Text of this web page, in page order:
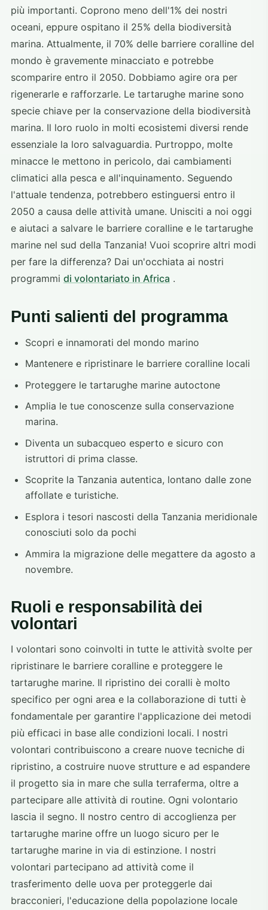
più importanti. Coprono meno dell'1% dei nostri
oceani, eppure ospitano il 25% della biodiversità
marina. Attualmente, il 70% delle barriere coralline del
mondo è gravemente minacciato e potrebbe
scomparire entro il 2050. Dobbiamo agire ora per
rigenerarle e rafforzarle. Le tartarughe marine sono
specie chiave per la conservazione della biodiversità
marina. Il loro ruolo in molti ecosistemi diversi rende
essenziale la loro salvaguardia. Purtroppo, molte
minacce le mettono in pericolo, dai cambiamenti
climatici alla pesca e all'inquinamento. Seguendo
l'attuale tendenza, potrebbero estinguersi entro il
2050 a causa delle attività umane. Unisciti a noi oggi
e aiutaci a salvare le barriere coralline e le tartarughe
marine nel sud della Tanzania! Vuoi scoprire altri modi
per fare la differenza? Dai un'occhiata ai nostri
programmi di volontariato in Africa .
Punti salienti del programma
Scopri e innamorati del mondo marino
Mantenere e ripristinare le barriere coralline locali
Proteggere le tartarughe marine autoctone
Amplia le tue conoscenze sulla conservazione
marina.
Diventa un subacqueo esperto e sicuro con
istruttori di prima classe.
Scoprite la Tanzania autentica, lontano dalle zone
affollate e turistiche.
Esplora i tesori nascosti della Tanzania meridionale
conosciuti solo da pochi
Ammira la migrazione delle megattere da agosto a
novembre.
Ruoli e responsabilità dei
volontari
I volontari sono coinvolti in tutte le attività svolte per
ripristinare le barriere coralline e proteggere le
tartarughe marine. Il ripristino dei coralli è molto
specifico per ogni area e la collaborazione di tutti è
fondamentale per garantire l'applicazione dei metodi
più efficaci in base alle condizioni locali. I nostri
volontari contribuiscono a creare nuove tecniche di
ripristino, a costruire nuove strutture e ad espandere
il progetto sia in mare che sulla terraferma, oltre a
partecipare alle attività di routine. Ogni volontario
lascia il segno. Il nostro centro di accoglienza per
tartarughe marine offre un luogo sicuro per le
tartarughe marine in via di estinzione. I nostri
volontari partecipano ad attività come il
trasferimento delle uova per proteggerle dai
bracconieri, l'educazione della popolazione locale